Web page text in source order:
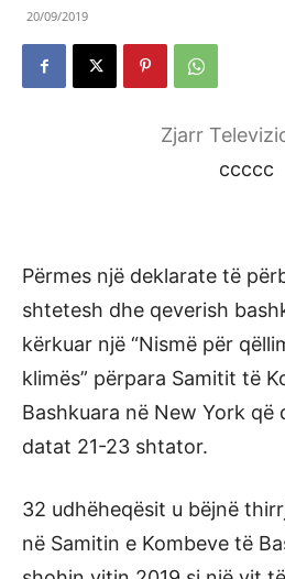
20/09/2019
Zjarr
ccccc
Përmes një deklarate të
shtetesh dhe qeverish
kërkuar një “Nismë për
klimës” përpara Samitit të
Bashkuara në New York që
datat 21-23 shtator.
32 udhëheqësit u bëjnë
në Samitin e Kombeve të